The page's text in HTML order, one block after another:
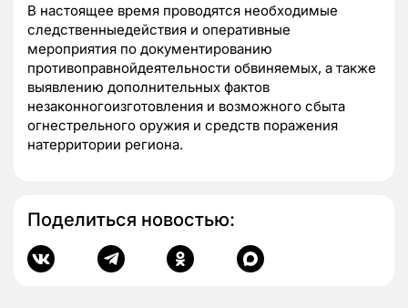
В настоящее время проводятся необходимые
следственныедействия и оперативные
мероприятия по документированию
противоправнойдеятельности обвиняемых, а также
выявлению дополнительных фактов
незаконногоизготовления и возможного сбыта
огнестрельного оружия и средств поражения
натерритории региона.
Поделиться новостью: